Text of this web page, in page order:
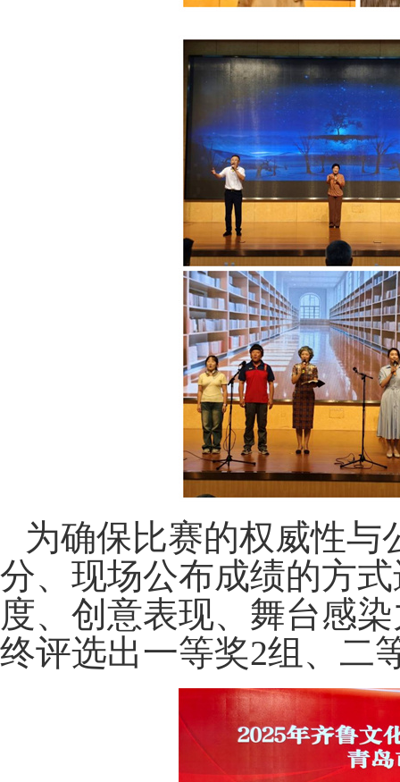
为确保比赛的权威性与
分、现场公布成绩的方
度、创意表现、舞台感
终评选出一等奖2组、二